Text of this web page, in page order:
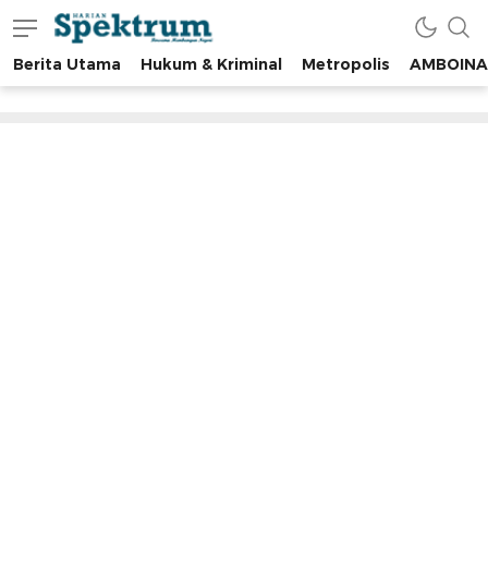
spektrumonline.com
Berita Utama Hukum & Kriminal Metropolis AMBOINA